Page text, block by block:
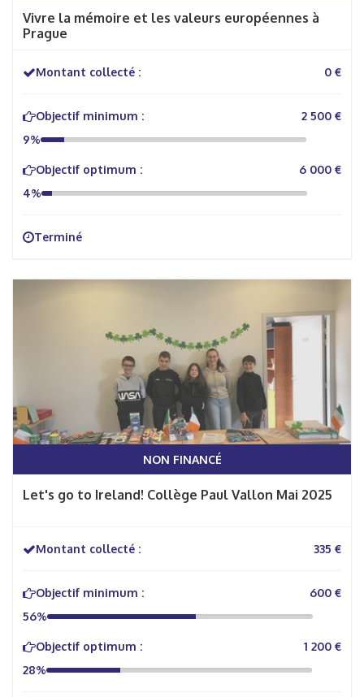
Vivre la mémoire et les valeurs européennes à
Prague
Montant collecté : 0 €
Objectif minimum :
2 500 €
9%
Objectif optimum :
6 000 €
4%
Terminé
NON FINANCÉ
Let's go to Ireland! Collège Paul Vallon Mai 2025
Montant collecté : 335 €
Objectif minimum :
600 €
56%
Objectif optimum :
1 200 €
28%